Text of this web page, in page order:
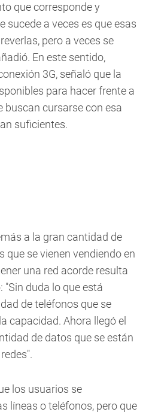
que corresponde y
sucede a veces es que esas
pero a veces se
En este sentido,
3G, señaló que la
para hacer frente a
buscan cursarse con esa
suficientes.
a la gran cantidad de
que se vienen vendiendo en
una red acorde resulta
duda lo que está
de teléfonos que se
capacidad. Ahora llegó el
de datos que se están
los usuarios se
líneas o teléfonos, pero que